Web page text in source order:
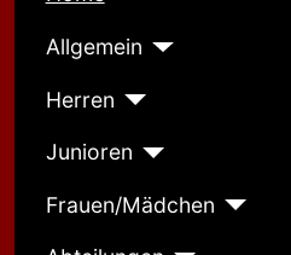
Allgemein
Herren
Junioren
Frauen/Mädchen